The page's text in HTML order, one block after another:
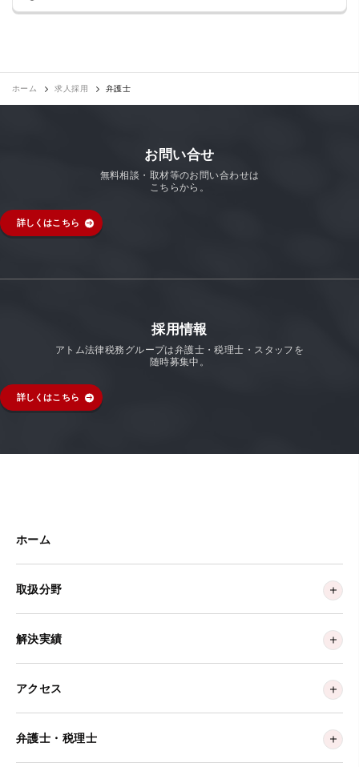
ホーム 求人採用 弁護士
お問い合せ
無料相談・取材等のお問い合わせは
こちらから。
詳しくはこちら
採用情報
アトム法律税務グループは弁護士・税理士・スタッフを
随時募集中。
詳しくはこちら
ホーム
取扱分野
解決実績
アクセス
弁護士・税理士